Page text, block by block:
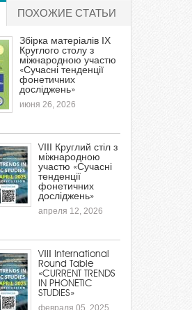
(АКТИВНАЯ ВКЛАДКА)
ПОХОЖИЕ СТАТЬИ
Збірка матеріалів ІХ
Круглого столу з
міжнародною участю
«Сучасні тенденції
фонетичних
досліджень»
июня 26, 2026
VІІІ Круглий стіл з
міжнародною
участю «Сучасні
тенденції
фонетичних
досліджень»
апреля 12, 2026
VІIІ International
Round Table
«CURRENT TRENDS
IN PHONETIC
STUDIES»
февраля 05, 2025